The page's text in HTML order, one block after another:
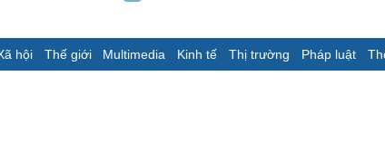
hội Thế giới Multimedia Kinh tế Thị trường Pháp luật